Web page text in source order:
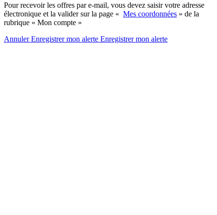
Pour recevoir les offres par e-mail, vous devez saisir votre adresse
électronique et la valider sur la page « Mes coordonnées » de la
rubrique « Mon compte »
AnnulerEnregistrer mon alerte Enregistrermon alerte